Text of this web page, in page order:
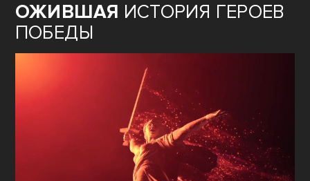
ОЖИВШАЯ ИСТОРИЯ ГЕРОЕВ
ПОБЕДЫ